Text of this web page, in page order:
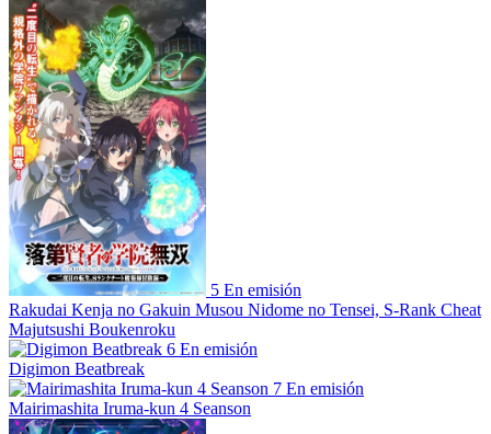
5 En emisión
Rakudai Kenja no Gakuin Musou Nidome no Tensei, S-Rank Cheat
Majutsushi Boukenroku
6 En emisión
Digimon Beatbreak
7 En emisión
Mairimashita Iruma-kun 4 Seanson